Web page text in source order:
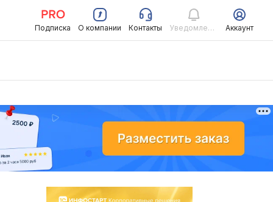
Подписка О компании Контакты Уведомления Аккаунт